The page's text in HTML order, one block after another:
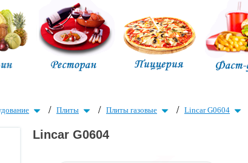
/ Плиты / Плиты газовые / Lincar G0604
Lincar G0604